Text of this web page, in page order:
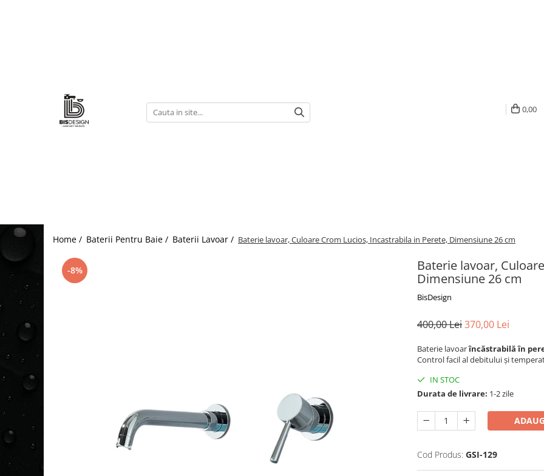
0,00
Home / Baterii Pentru Baie / Baterii Lavoar / Baterie lavoar, Culoare Crom Lucios, Incastrabila in Perete, Dimensiune 26 cm
-8%
Baterie lavoar,
Dimensiune 26 cm
BisDesign
400,00 Lei370,00 Lei
Baterie lavoarîncăstrabilă în
Control facil al debitului și
IN STOC
Durata de livrare: 1-2 zile
Cod Produs: GSI-129